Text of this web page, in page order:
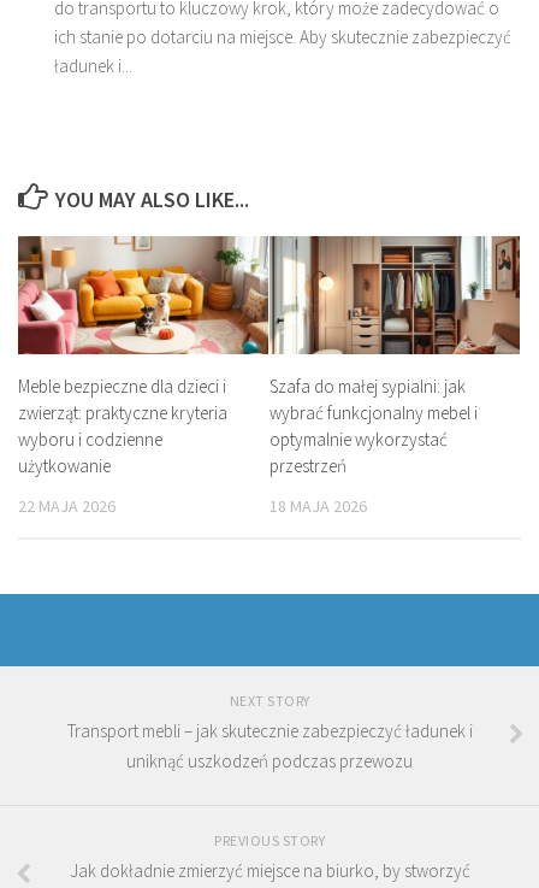
do transportu to kluczowy krok, który może zadecydować o
ich stanie po dotarciu na miejsce. Aby skutecznie zabezpieczyć
ładunek i...
YOU MAY ALSO LIKE...
Meble bezpieczne dla dzieci i
zwierząt: praktyczne kryteria
wyboru i codzienne
użytkowanie
22 MAJA 2026
Szafa do małej sypialni: jak
wybrać funkcjonalny mebel i
optymalnie wykorzystać
przestrzeń
18 MAJA 2026
NEXT STORY
Transport mebli – jak skutecznie zabezpieczyć ładunek i
uniknąć uszkodzeń podczas przewozu
PREVIOUS STORY
Jak dokładnie zmierzyć miejsce na biurko, by stworzyć